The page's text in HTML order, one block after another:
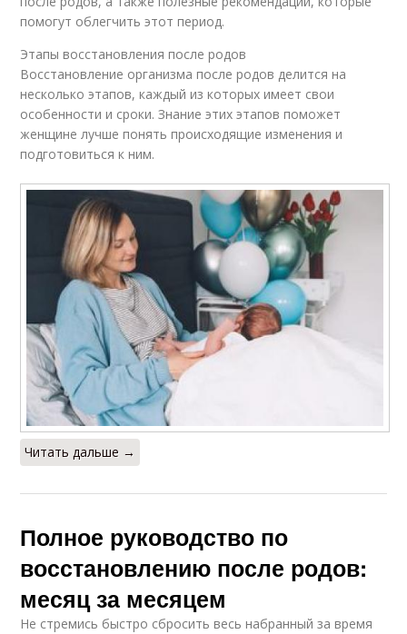
помогут облегчить этот период.
Этапы восстановления после родов
Восстановление организма после родов делится на
несколько этапов, каждый из которых имеет свои
особенности и сроки. Знание этих этапов поможет
женщине лучше понять происходящие изменения и
подготовиться к ним.
Читать дальше →
Полное руководство по
восстановлению после родов:
месяц за месяцем
Не стремись быстро сбросить весь набранный за время